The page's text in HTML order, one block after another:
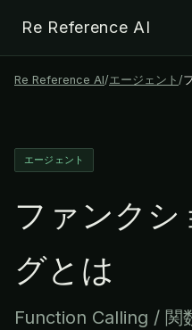
Re Reference AI
Re Reference AI/エージェント /
エージェント
ファンク
グとは
Function Calling / 関